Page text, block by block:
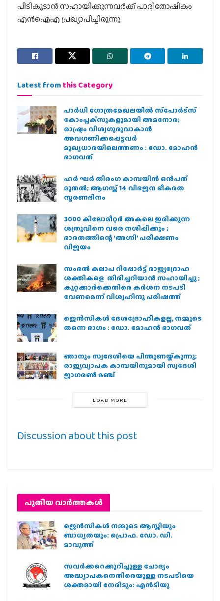
പിടികൂടാൻ സഹായിക്കുന്നവർക്ക് പാരിതോഷികം
എൻഐഎ പ്രഖ്യാപിച്ചിരുന്നു.
Latest from this Category
പാര്‍ധി ഗോത്രമേഖലയില്‍ സ്‌പോര്‍ട്‌സ്
കോംപ്ലക്‌സുകളുമായി അമനോര;
രാഷ്ട്രം വിശ്വഗുരുവാകാന്‍
അവഗണിക്കപ്പെട്ടവര്‍
മുഖ്യധാരയിലെത്തണം : ഡോ. മോഹന്‍
ഭാഗവത്
ഹര്‍ ഘര്‍ തിരംഗ കാമ്പയിന്‍ ഒന്‍പത്
മുതല്‍; ആഗസ്ത് 14 വിഭജന ഭീകരത
സ്മരണദിനം
3000 കിലോമീറ്റർ അകലെ ഇരിക്കുന്ന
ശത്രുവിനെ വരെ നശിപ്പിക്കും ;
ഭാരതത്തിന്റെ ‘അഗ്നി’ പരീക്ഷണം
വിജയം
സംഭൽ കലാപ റിപ്പോർട്ട് രാജ്യദ്രോഹ
ശക്തികളെ തിരിച്ചറിയാൻ സഹായിച്ചു ;
കുറ്റക്കാർക്കെതിരെ കർശന നടപടി
വേണമെന്ന് വിശ്വഹിന്ദു പരിഷത്ത്
ജെന്‍സികള്‍ ദേശദ്രോഹികളല്ല, നമ്മുടെ
തന്നെ ഭാഗം : ഡോ. മോഹന്‍ ഭാഗവത്
ഞാനും സ്വദേശിയെ പിന്തുണയ്ക്കുന്നു;
രാജ്യവ്യാപക കാമ്പയിനുമായി സ്വദേശി
ജാഗരണ്‍ മഞ്ച്
LOAD MORE
Discussion about this post
പുതിയ വാര്‍ത്തകള്‍
ജെന്‍സികള്‍ നമ്മുടെ ആസ്തിയും
ബാധ്യതയും: പ്രൊഫ. ഡോ. ഡി.
മാവൂത്ത്
സവര്‍ക്കറെക്കുറിച്ചുള്ള ചോദ്യം
അദ്ധ്യാപകനെതിരെയുള്ള നടപടിയെ
ശക്തമായി നേരിടും: എന്‍ടിയു